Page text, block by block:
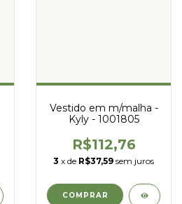
Vestido em m/malha -
Kyly - 1001805
R$112,76
3 x de R$37,59 sem juros
COMPRAR